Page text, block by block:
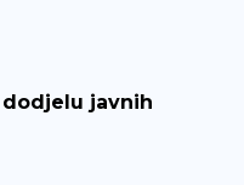
javnih